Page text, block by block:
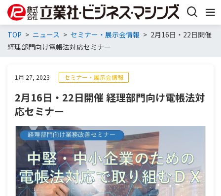
TOP ニュース セミナー・展示会情報
2月16日・22日開催
経理部門向け電帳法対応セミナー
1月 27, 2023 セミナー・展示会情報
2月16日・22日開催 経理部門向け電帳法対
応セミナー